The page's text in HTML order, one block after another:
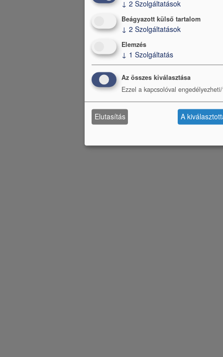
↓ 2 Szolgáltatások
Beágyazott külső tartalom
↓ 2 Szolgáltatások
Elemzés
↓ 1 Szolgáltatás
Az összes kiválasztása
Ezzel a kapcsolóval
Elutasítás A